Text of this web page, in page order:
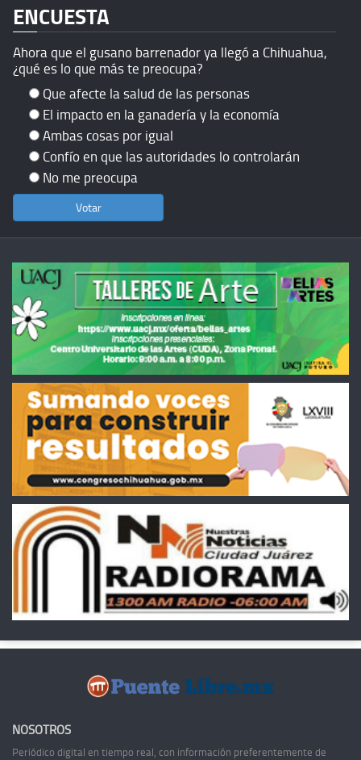
ENCUESTA
Ahora que el gusano barrenador ya llegó a Chihuahua,
¿qué es lo que más te preocupa?
Que afecte la salud de las personas
El impacto en la ganadería y la economía
Ambas cosas por igual
Confío en que las autoridades lo controlarán
No me preocupa
NOSOTROS
Periódico digital en tiempo real, con información preferentemente de